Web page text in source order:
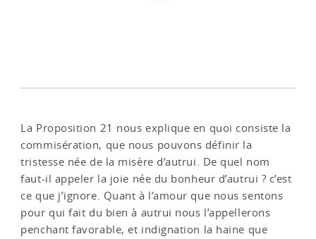
La Proposition 21 nous explique en quoi consiste la
commisération, que nous pouvons définir la
tristesse née de la misère d’autrui. De quel nom
faut-il appeler la joie née du bonheur d’autrui ? c’est
ce que j’ignore. Quant à l’amour que nous sentons
pour qui fait du bien à autrui nous l’appellerons
penchant favorable, et indignation la haine que